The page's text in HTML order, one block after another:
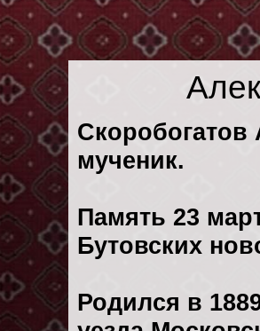
Скоробогатов
мученик.
Память 23
Бутовских
Родился в